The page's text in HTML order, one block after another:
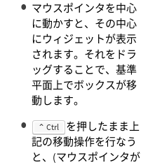
マウスポインタを中心
に動かすと、その中心
にウィジェットが表示
されます。それをドラ
ッグすることで、基準
平面上でボックスが移
動します。
⌃ Ctrl
を押したまま上
記の移動操作を行なう
と、(マウスポインタが